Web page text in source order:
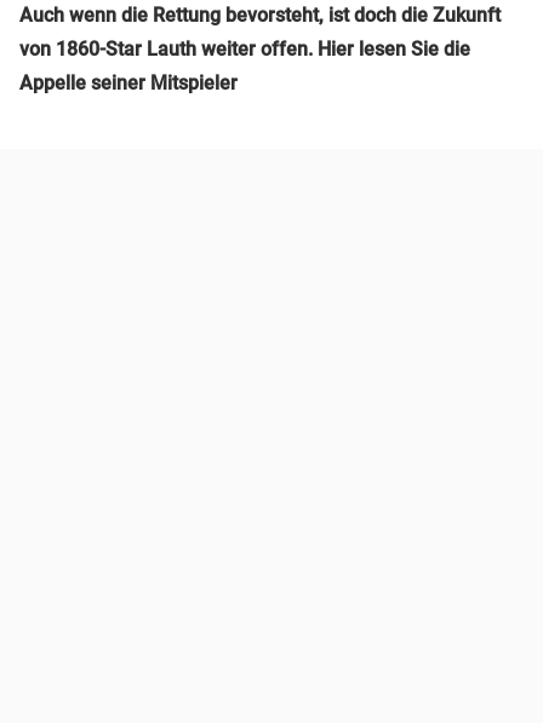
Auch wenn die Rettung bevorsteht, ist doch die Zukunft
von 1860-Star Lauth weiter offen. Hier lesen Sie die
Appelle seiner Mitspieler